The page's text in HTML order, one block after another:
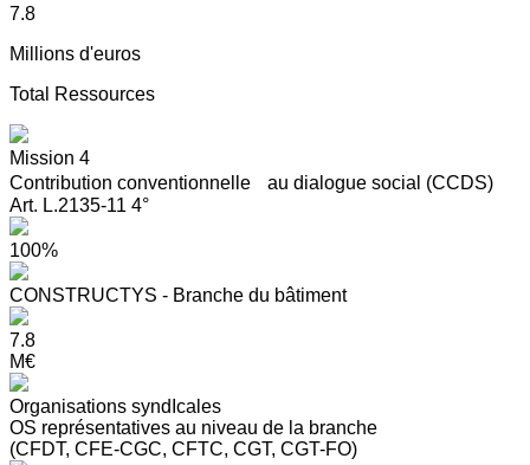
7.8
Millions d'euros
Total Ressources
Mission 4
Contribution conventionnelle au dialogue social (CCDS)
Art. L.2135-11 4°
100%
CONSTRUCTYS - Branche du bâtiment
7.8
M€
Organisations syndIcales
OS représentatives au niveau de la branche
(CFDT, CFE-CGC, CFTC, CGT, CGT-FO)